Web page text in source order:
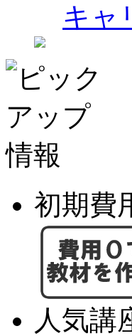
キャ
初期費
人気講